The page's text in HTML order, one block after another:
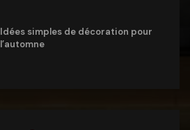
Idées simples de décoration pour
l’automne